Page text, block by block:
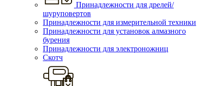
Принадлежности для дрелей/
шуруповертов
Принадлежности для измерительной техники
Принадлежности для установок алмазного
бурения
Принадлежности для электроножниц
Скотч